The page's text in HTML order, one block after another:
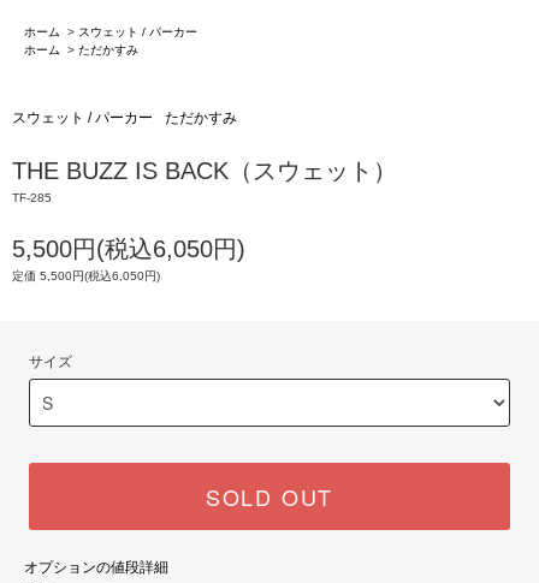
ホーム > スウェット / パーカー
ホーム
> ただかすみ
スウェット / パーカー ただかすみ
THE BUZZ IS BACK（スウェット）
TF-285
5,500円(税込6,050円)
定価 5,500円(税込6,050円)
サイズ
SOLD OUT
オプションの値段詳細